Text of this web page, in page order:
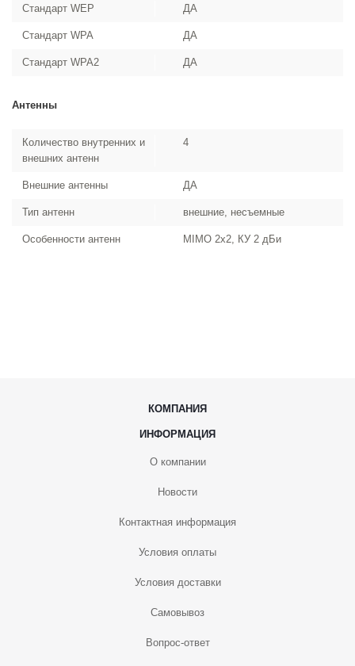
Стандарт WEP ДА
Стандарт WPA ДА
Стандарт WPA2 ДА
Антенны
Количество внутренних и
внешних антенн
4
Внешние антенны ДА
Тип антенн внешние, несъемные
Особенности антенн MIMO 2x2, КУ 2 дБи
КОМПАНИЯ
ИНФОРМАЦИЯ
О компании
Новости
Контактная информация
Условия оплаты
Условия доставки
Самовывоз
Вопрос-ответ